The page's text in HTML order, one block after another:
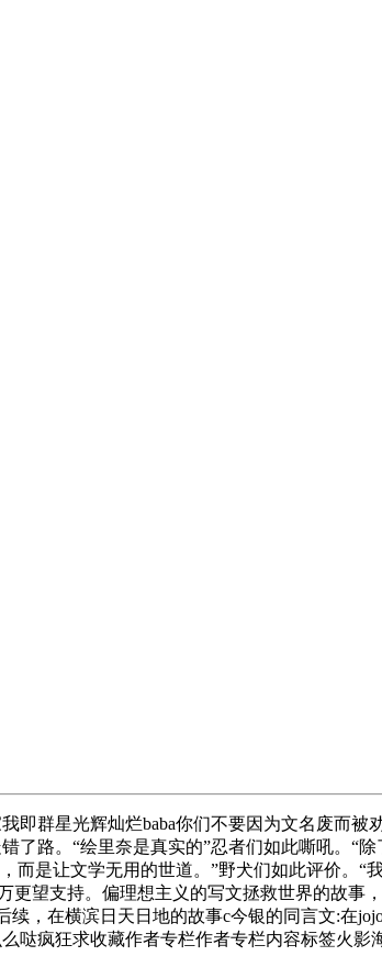
即群星光辉灿烂baba你们不要因为文名废而
了路。“绘里奈是真实的”忍者们如此嘶吼。“
而是让文学无用的世道。”野犬们如此评价。
更望支持。偏理想主义的写文拯救世界的故
，在横滨日天日地的故事c今银的同言文:在
哒疯狂求收藏作者专栏作者专栏内容标签火